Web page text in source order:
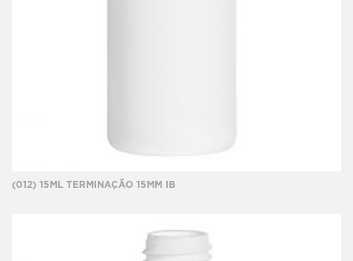
(012) 15ML TERMINAÇÃO 15MM IB